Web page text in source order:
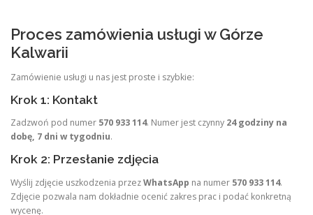
Proces zamówienia usługi w Górze
Kalwarii
Zamówienie usługi u nas jest proste i szybkie:
Krok 1: Kontakt
Zadzwoń pod numer 570 933 114. Numer jest czynny 24 godziny na
dobę, 7 dni w tygodniu.
Krok 2: Przesłanie zdjęcia
Wyślij zdjęcie uszkodzenia przezWhatsApp na numer 570 933 114.
Zdjęcie pozwala nam dokładnie ocenić zakres prac i podać konkretną
wycenę.